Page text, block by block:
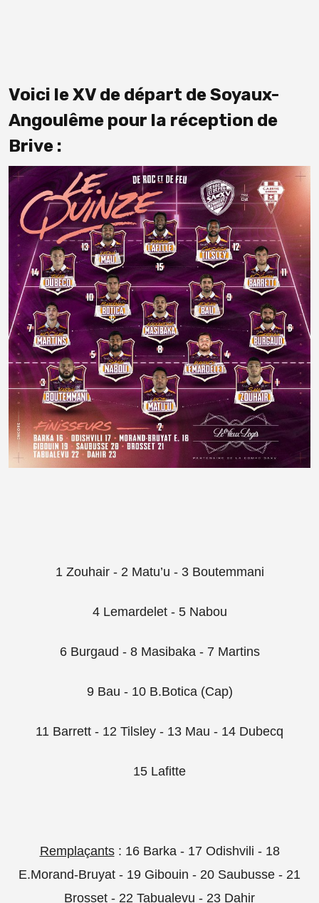
Voici le XV de départ de Soyaux-
Angoulême pour la réception de
Brive :
1 Zouhair - 2 Matu’u - 3 Boutemmani
4 Lemardelet - 5 Nabou
6 Burgaud - 8 Masibaka - 7 Martins
9 Bau - 10 B.Botica (Cap)
11 Barrett - 12 Tilsley - 13 Mau - 14 Dubecq
15 Lafitte
Remplaçants: 16 Barka - 17 Odishvili - 18
E.Morand-Bruyat - 19 Gibouin - 20 Saubusse - 21
Brosset - 22 Tabualevu - 23 Dahir